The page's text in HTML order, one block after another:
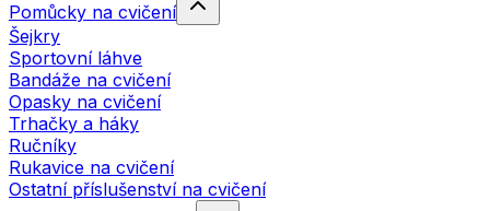
Pomůcky na cvičení
Šejkry
Sportovní láhve
Bandáže na cvičení
Opasky na cvičení
Trhačky a háky
Ručníky
Rukavice na cvičení
Ostatní příslušenství na cvičení